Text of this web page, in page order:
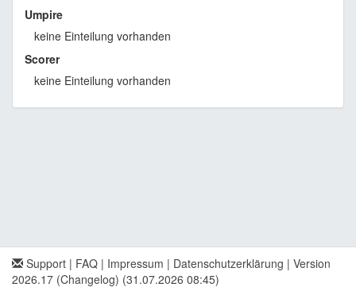
Umpire
keine Einteilung vorhanden
Scorer
keine Einteilung vorhanden
Support | FAQ | Impressum | Datenschutzerklärung | Version
2026.17 (Changelog) (31.07.2026 08:45)